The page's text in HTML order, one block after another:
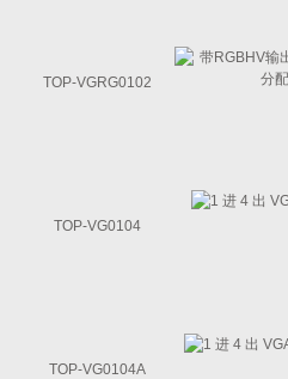
TOP-VGRG0102
TOP-VG0104
TOP-VG0104A